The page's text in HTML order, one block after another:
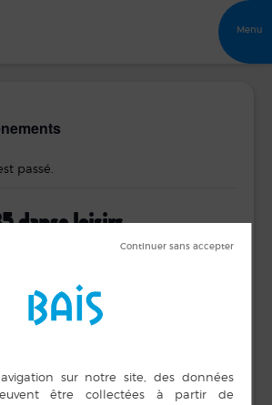
Menu
passé.
danse loisirs
17 h 00 min
ORGANISATEUR